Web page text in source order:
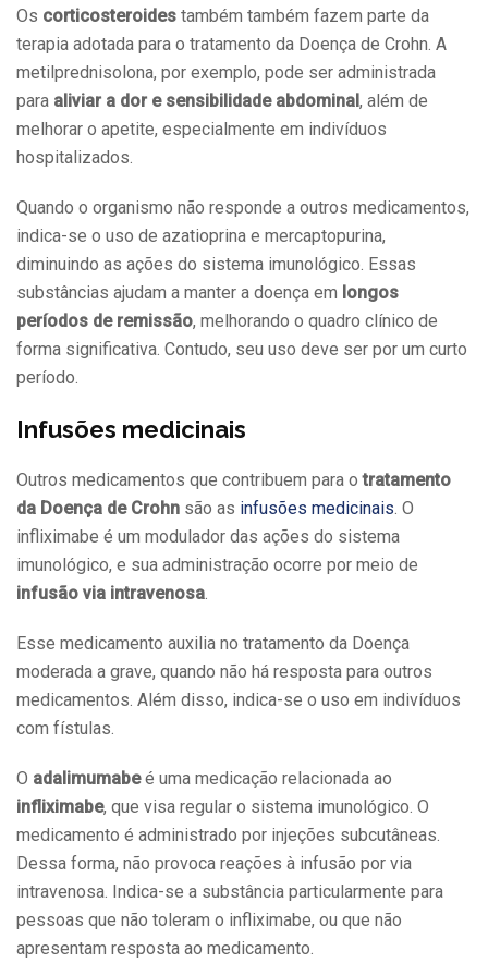
Os corticosteroides também também fazem parte da
terapia adotada para o tratamento da Doença de Crohn. A
metilprednisolona, por exemplo, pode ser administrada
para aliviar a dor e sensibilidade abdominal , além de
melhorar o apetite, especialmente em indivíduos
hospitalizados.
Quando o organismo não responde a outros medicamentos,
indica-se o uso de azatioprina e mercaptopurina,
diminuindo as ações do sistema imunológico. Essas
substâncias ajudam a manter a doença em longos
períodos de remissão, melhorando o quadro clínico de
forma significativa. Contudo, seu uso deve ser por um curto
período.
Infusões medicinais
Outros medicamentos que contribuem para otratamento
da Doença de Crohn são as infusões medicinais. O
infliximabe é um modulador das ações do sistema
imunológico, e sua administração ocorre por meio de
infusão via intravenosa.
Esse medicamento auxilia no tratamento da Doença
moderada a grave, quando não há resposta para outros
medicamentos. Além disso, indica-se o uso em indivíduos
com fístulas.
O adalimumabeé uma medicação relacionada ao
infliximabe, que visa regular o sistema imunológico. O
medicamento é administrado por injeções subcutâneas.
Dessa forma, não provoca reações à infusão por via
intravenosa. Indica-se a substância particularmente para
pessoas que não toleram o infliximabe, ou que não
apresentam resposta ao medicamento.